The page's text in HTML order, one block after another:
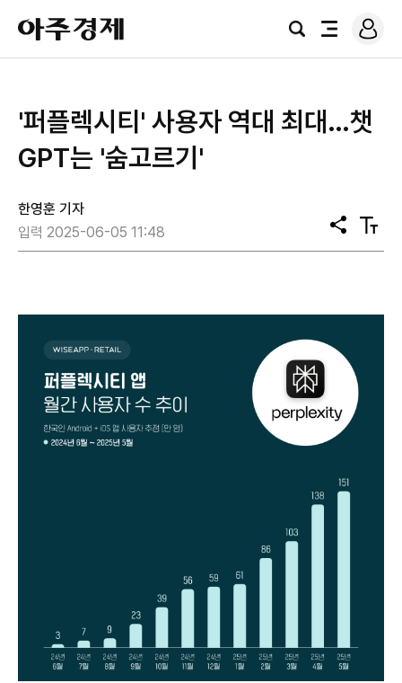
아
주
경
검
전
로
그
'퍼플렉시티' 사용자 역대 최대…챗
GPT는 '숨고르기'
한영훈 기자
입력 2025-06-05 11:48
공
유
텍
스